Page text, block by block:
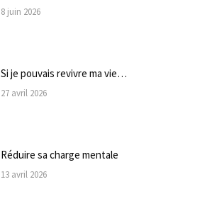
8 juin 2026
Si je pouvais revivre ma vie…
27 avril 2026
Réduire sa charge mentale
13 avril 2026